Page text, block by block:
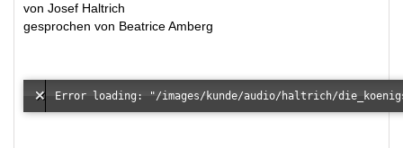
von Josef Haltrich
gesprochen von Beatrice Amberg